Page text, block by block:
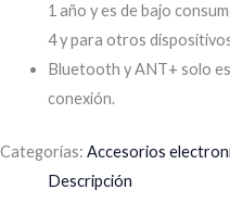
1 año y es de bajo
4 y para otros
Bluetooth y ANT+ solo
conexión.
Categorías: Accesorios
Descripción